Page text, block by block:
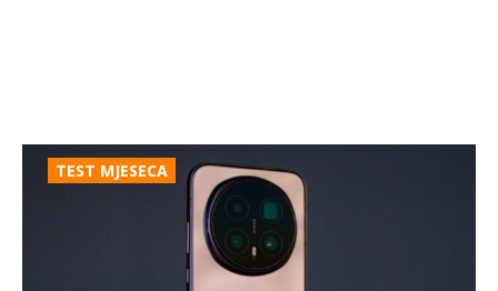
TEST MJESECA